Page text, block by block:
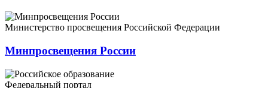
Министерство просвещения Российской Федерации
Минпросвещения России
Федеральный портал